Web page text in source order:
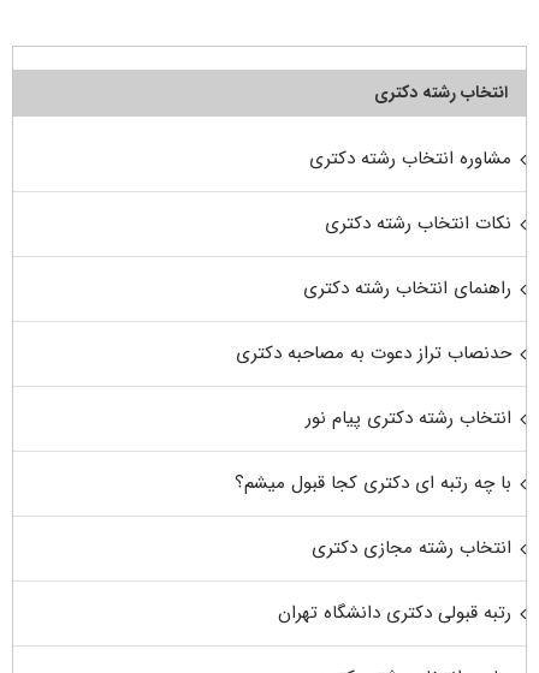
انتخاب رشته دکتری
مشاوره انتخاب رشته دکتری
نکات انتخاب رشته دکتری
راهنمای انتخاب رشته دکتری
حدنصاب تراز دعوت به مصاحبه دکتری
انتخاب رشته دکتری پیام نور
با چه رتبه ای دکتری کجا قبول میشم؟
انتخاب رشته مجازی دکتری
رتبه قبولی دکتری دانشگاه تهران